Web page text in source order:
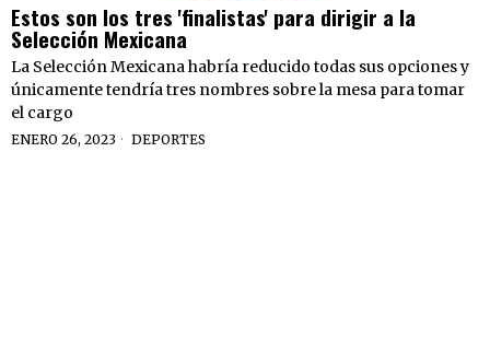
Estos son los tres 'finalistas' para dirigir a la
Selección Mexicana
La Selección Mexicana habría reducido todas sus opciones y
únicamente tendría tres nombres sobre la mesa para tomar
el cargo
ENERO 26, 2023 DEPORTES